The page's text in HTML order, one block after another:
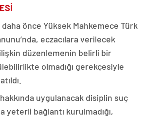
daha önce Yüksek Mahkemece Türk
eczacılara verilecek
düzenlemenin belirli bir
olmadığı gerekçesiyle
uygulanacak disiplin suç
yeterli bağlantı kurulmadığı,